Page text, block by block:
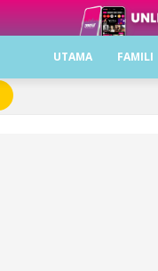
UTAMA FAMILI